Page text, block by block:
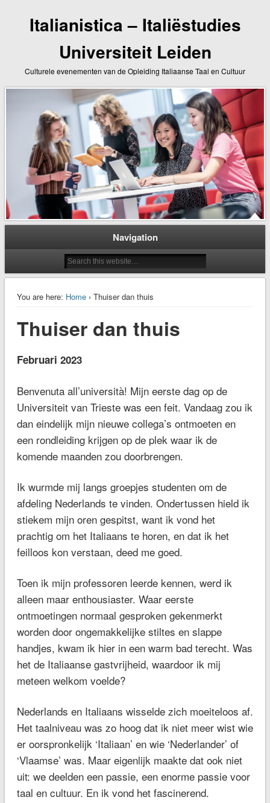
Italianistica – Italiëstudies
Universiteit Leiden
Culturele evenementen van de Opleiding Italiaanse Taal en Cultuur
Navigation
You are here: Home› Thuiser dan thuis
Thuiser dan thuis
Februari 2023
Benvenuta all’università! Mijn eerste dag op de
Universiteit van Trieste was een feit. Vandaag zou ik
dan eindelijk mijn nieuwe collega’s ontmoeten en
een rondleiding krijgen op de plek waar ik de
komende maanden zou doorbrengen.
Ik wurmde mij langs groepjes studenten om de
afdeling Nederlands te vinden. Ondertussen hield ik
stiekem mijn oren gespitst, want ik vond het
prachtig om het Italiaans te horen, en dat ik het
feilloos kon verstaan, deed me goed.
Toen ik mijn professoren leerde kennen, werd ik
alleen maar enthousiaster. Waar eerste
ontmoetingen normaal gesproken gekenmerkt
worden door ongemakkelijke stiltes en slappe
handjes, kwam ik hier in een warm bad terecht. Was
het de Italiaanse gastvrijheid, waardoor ik mij
meteen welkom voelde?
Nederlands en Italiaans wisselde zich moeiteloos af.
Het taalniveau was zo hoog dat ik niet meer wist wie
er oorspronkelijk ‘Italiaan’ en wie ‘Nederlander’ of
‘Vlaamse’ was. Maar eigenlijk maakte dat ook niet
uit: we deelden een passie, een enorme passie voor
taal en cultuur. En ik vond het fascinerend.